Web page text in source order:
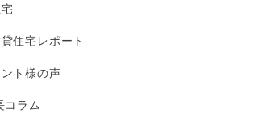
住宅レポート
ト様の声
コラム